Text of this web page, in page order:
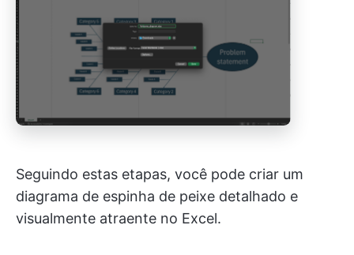
Seguindo estas etapas, você pode criar um
diagrama de espinha de peixe detalhado e
visualmente atraente no Excel.